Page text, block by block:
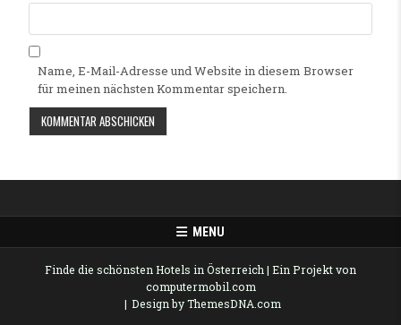
Name, E-Mail-Adresse und Website in diesem Browser
für meinen nächsten Kommentar speichern.
MENU
Finde die schönsten Hotels in Österreich | Ein Projekt von
computermobil.com
Design by ThemesDNA.com